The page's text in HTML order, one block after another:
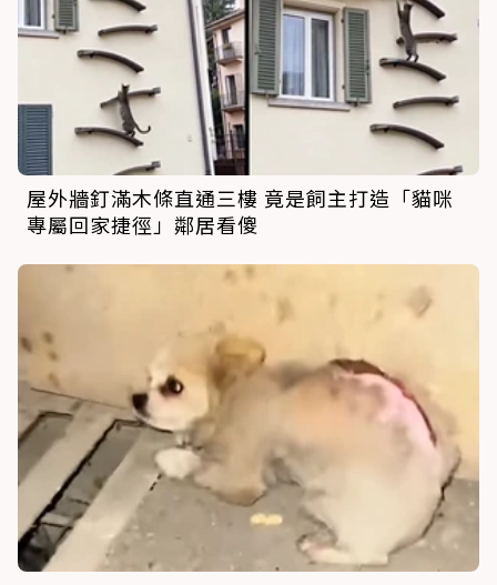
屋外牆釘滿木條直通三樓 竟是飼主打造「貓咪
專屬回家捷徑」鄰居看傻